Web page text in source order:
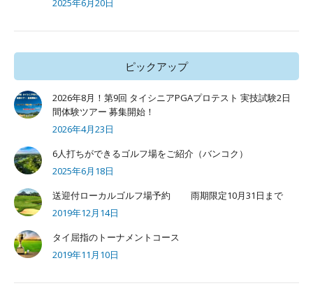
2025年6月20日
ピックアップ
2026年8月！第9回 タイシニアPGAプロテスト 実技試験2日
間体験ツアー 募集開始！
2026年4月23日
6人打ちができるゴルフ場をご紹介（バンコク）
2025年6月18日
送迎付ローカルゴルフ場予約 雨期限定10月31日まで
2019年12月14日
タイ屈指のトーナメントコース
2019年11月10日